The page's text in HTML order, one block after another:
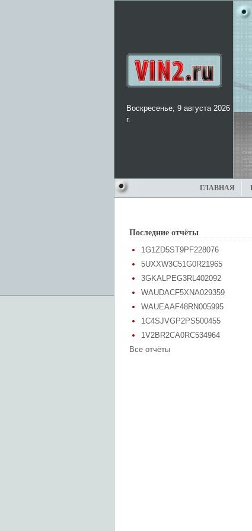
Воскресенье, 9 августа 2026
г.
ГЛАВНАЯ
Последние отчёты
1G1ZD5ST9PF228076
5UXXW3C51G0R21965
3GKALPEG3RL402092
WAUDACF5XNA029359
WAUEAAF48RN005995
1C4SJVGP2PS500455
1V2BR2CA0RC534964
Все отчёты